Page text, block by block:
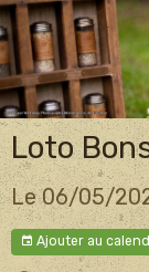
Loto
Le 06/05/
Ajouter au